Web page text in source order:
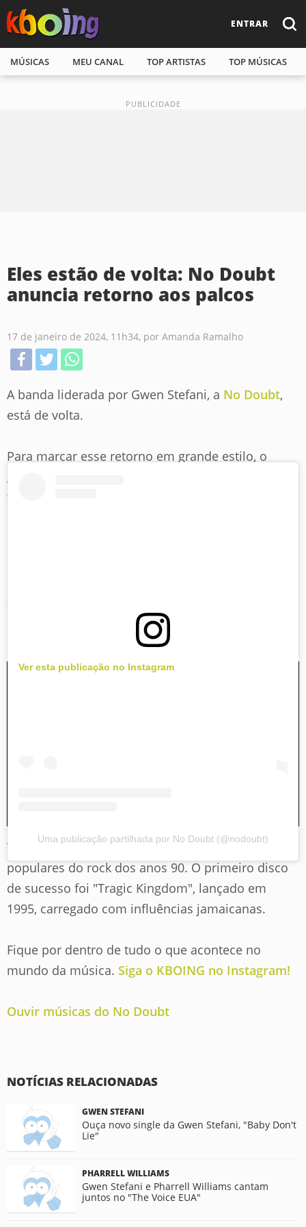
ENTRAR
MÚSICAS MEU CANAL TOP ARTISTAS TOP MÚSICAS
Eles estão de volta: No Doubt
anuncia retorno aos palcos
17 de janeiro de 2024, 11h34, por Amanda Ramalho
A banda liderada por Gwen Stefani, a No Doubt,
está de volta.
Para marcar esse retorno em grande estilo, o
festival: Coachella!
distante dos palcos, o No Doubt estarão em dois
dias do evento californiano.
Ver esta publicação no Instagram
Uma publicação partilhada por No Doubt (@nodoubt)
Vale lembrar que a banda é uma das mais
populares do rock dos anos 90. O primeiro disco
de sucesso foi "Tragic Kingdom", lançado em
1995, carregado com influências jamaicanas.
Fique por dentro de tudo o que acontece no
mundo da música. Siga o KBOING no Instagram!
Ouvir músicas do No Doubt
NOTÍCIAS RELACIONADAS
GWEN STEFANI
Ouça novo single da Gwen Stefani, "Baby Don't
Lie"
PHARRELL WILLIAMS
Gwen Stefani e Pharrell Williams cantam
juntos no "The Voice EUA"